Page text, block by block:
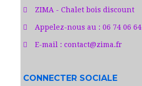
ZIMA - Chalet bois discount
Appelez-nous au : 06 74 06
E-mail : contact@zima.fr
CONNECTER SOCIALE